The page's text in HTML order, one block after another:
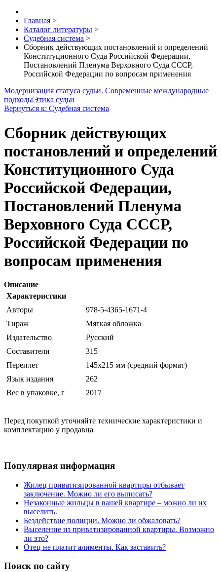
Главная >
Каталог литературы >
Судебная система >
Сборник действующих постановлений и определений
Конституционного Суда Российской Федерации,
Постановлений Пленума Верховного Суда СССР,
Российской Федерации по вопросам применения
Модернизация статуса судьи. Современные международные
подходыЭтика судьи
Вернуться к: Судебная система
Сборник действующих
постановлений и определений
Конституционного Суда
Российской Федерации,
Постановлений Пленума
Верховного Суда СССР,
Российской Федерации по
вопросам применения
Описание
Характеристики
Авторы
978-5-4365-1671-4
Тираж
Мягкая обложка
Издательство
Русский
Составители
315
Переплет
145х215 мм (средний формат)
Язык издания
262
Вес в упаковке, г
2017
Перед покупкой уточняйте технические характеристики и
комплектацию у продавца
Популярная информация
Жилец приватизированной квартиры отбывает
заключение. Можно ли его выписать?
Незаконные жильцы в вашей квартире – можно ли их
выселить.
Бездействие полиции. Можно ли обжаловать?
Выселение из приватизированной квартиры. Возможно
ли это?
Отец не платит алименты. Как заставить?
Поиск по сайту